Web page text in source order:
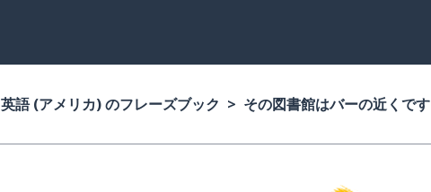
英語 (アメリカ) のフレーズブック その図書館はバーの近くです